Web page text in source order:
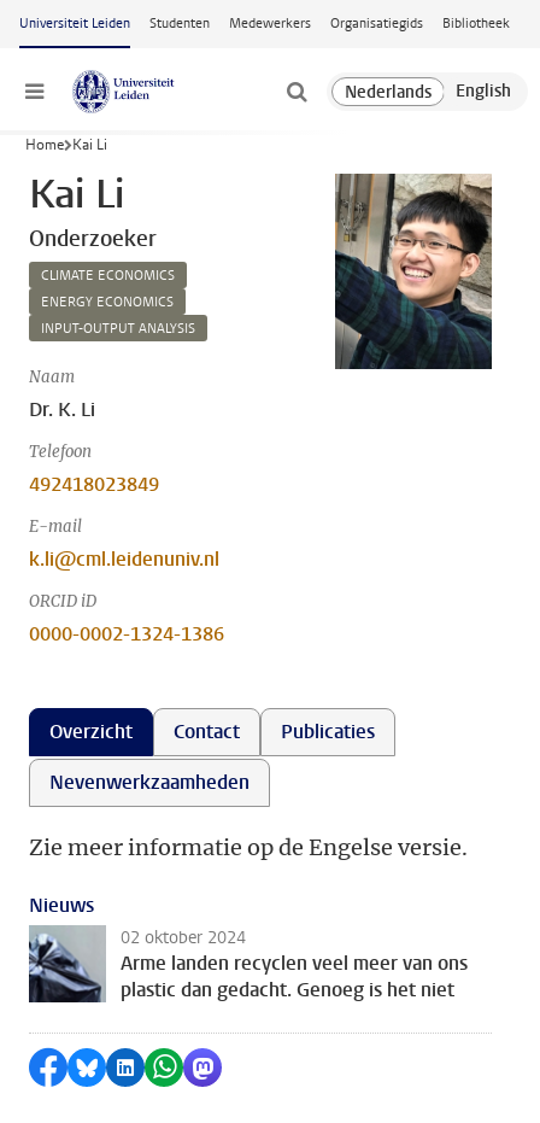
Ga naar hoofdinhoud
Universiteit Leiden Studenten Medewerkers Organisatiegids Bibliotheek
Menu
Home Kai Li
Kai Li
Onderzoeker
CLIMATE ECONOMICS
ENERGY ECONOMICS
INPUT-OUTPUT ANALYSIS
Naam
Dr. K. Li
Telefoon
492418023849
E-mail
k.li@cml.leidenuniv.nl
ORCID iD
0000-0002-1324-1386
Overzicht Contact
Publicaties
Nevenwerkzaamheden
Zie meer informatie op de Engelse versie.
Nieuws
02 oktober 2024
Arme landen recyclen veel meer van ons
plastic dan gedacht. Genoeg is het niet
Delen op Facebook
Delen via Bluesky
Delen op LinkedIn
Delen via WhatsApp
Delen via Mastodon